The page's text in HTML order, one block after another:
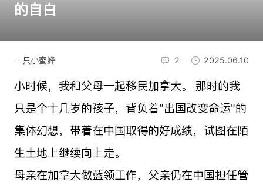
的自白
一只小蜜蜂 2 2025.06.10
小时候，我和父母一起移民加拿大。 那时的我
只是个十几岁的孩子，背负着"出国改变命运"的
集体幻想，带着在中国取得的好成绩，试图在陌
生土地上继续向上走。
母亲在加拿大做蓝领工作，父亲仍在中国担任管